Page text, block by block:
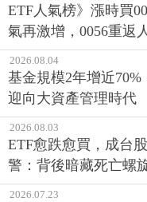
ETF人氣榜》漲時買
氣再激增，0056重返
2026.08.04
基金規模2年增近
迎向大資產管理時代
2026.08.03
ETF愈跌愈買，成台
警：背後暗藏死亡螺
2026.07.23